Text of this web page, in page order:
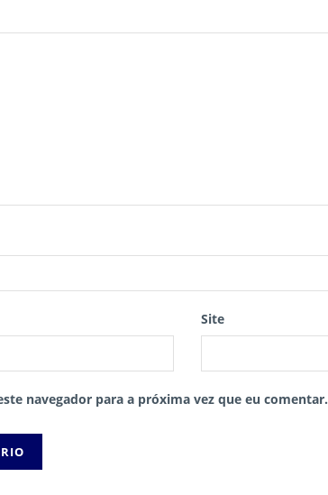
Site
navegador para a próxima vez que eu comentar.